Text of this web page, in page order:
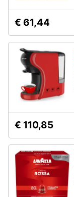
Assistenza
clienti
Esci
Frigorifero
da
incasso
Piano
Cottura
Forno
incasso
Pulizia
casa
stiro
€ 61,44
€ 110,85